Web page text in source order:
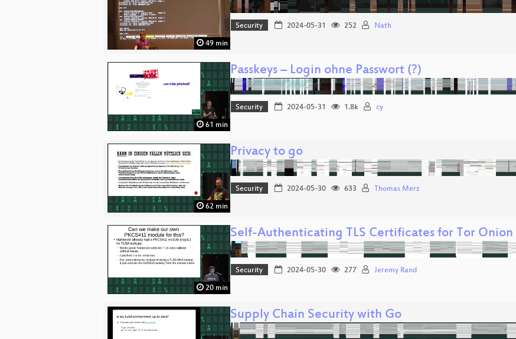
49 min
Security 2024-05-31 252 Nath
61 min
Passkeys – Login ohne Passwort (?)
Security 2024-05-31 1.8k cy
62 min
Privacy to go
Security 2024-05-30 633 Thomas Merz
20 min
Self-Authenticating TLS Certificates for Tor Onion
Security 2024-05-30 277 Jeremy Rand
Supply Chain Security with Go